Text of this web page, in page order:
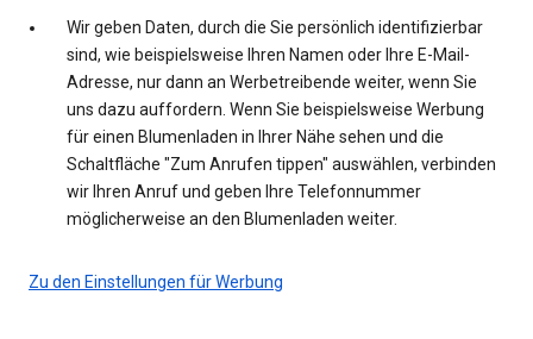
Wir geben Daten, durch die Sie persönlich identifizierbar
sind, wie beispielsweise Ihren Namen oder Ihre E-Mail-
Adresse, nur dann an Werbetreibende weiter, wenn Sie
uns dazu auffordern. Wenn Sie beispielsweise Werbung
für einen Blumenladen in Ihrer Nähe sehen und die
Schaltfläche "Zum Anrufen tippen" auswählen, verbinden
wir Ihren Anruf und geben Ihre Telefonnummer
möglicherweise an den Blumenladen weiter.
Zu den Einstellungen für Werbung